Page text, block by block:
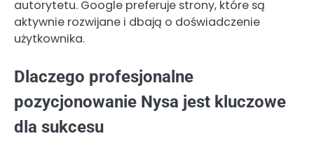
autorytetu. Google preferuje strony, które są
aktywnie rozwijane i dbają o doświadczenie
użytkownika.
Dlaczego profesjonalne
pozycjonowanie Nysa jest kluczowe
dla sukcesu